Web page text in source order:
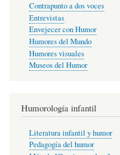
Contrapunto a dos voces
Entrevistas
Envejecer con Humor
Humores del Mundo
Humores visuales
Museos del Humor
Humorología infantil
Literatura infantil y humor
Pedagogía del humor